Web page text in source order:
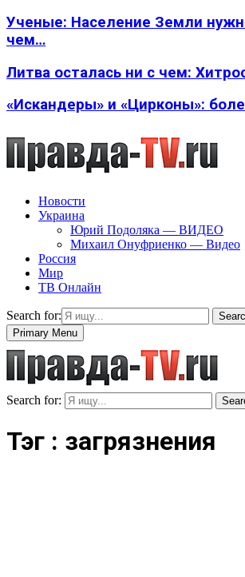
Ученые: Население Земли
чем…
Литва осталась ни с чем:
«Искандеры» и «Цирконы»:
Новости
Украина
Юрий Подоляка — ВИДЕО
Михаил Онуфриенко — Видео
Россия
Мир
ТВ Онлайн
Search for:
Primary Menu
Search for:
Тэг : загрязнения